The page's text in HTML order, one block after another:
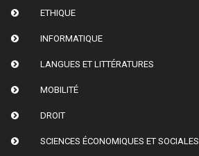
ETHIQUE
INFORMATIQUE
LANGUES ET LITTÉRATURES
MOBILITÉ
DROIT
SCIENCES ÉCONOMIQUES ET SOCIALES